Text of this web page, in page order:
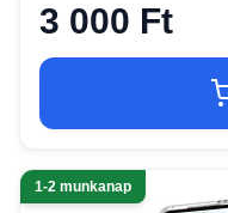
3 000 Ft
1-2 munkanap